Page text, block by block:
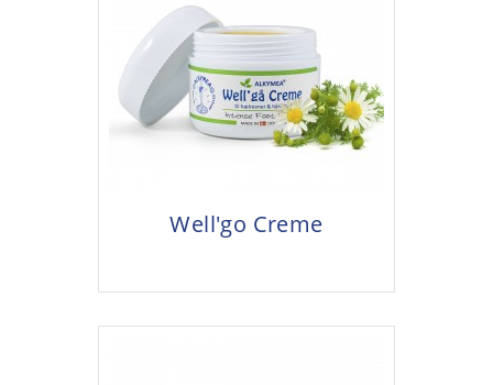
Well'go Creme